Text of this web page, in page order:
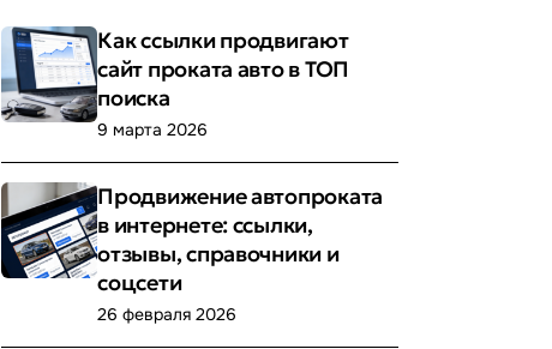
Как ссылки продвигают
сайт проката авто в ТОП
поиска
9 марта 2026
Продвижение автопроката
в интернете: ссылки,
отзывы, справочники и
соцсети
26 февраля 2026